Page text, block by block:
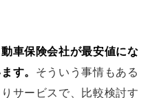
車保険会社が最安値にな
す。 そういう事情もある
サービスで、比較検討す